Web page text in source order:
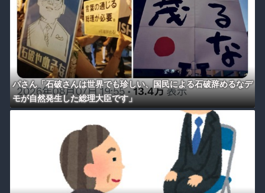
パさん「石破さんは世界でも珍しい、国民による石破辞めるなデ
モが自然発生した総理大臣です」